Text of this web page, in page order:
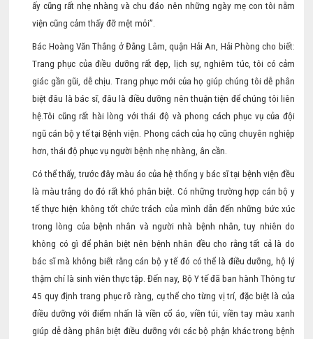
ấy cũng rất nhẹ nhàng và chu đáo nên những ngày mẹ con tôi nằm
viện cũng cảm thấy đỡ mệt mỏi”.
Bác Hoàng Văn Thắng ở Đằng Lâm, quận Hải An, Hải Phòng cho biết:
Trang phục của điều dưỡng rất đẹp, lịch sự, nghiêm túc, tôi có cảm
giác gần gũi, dễ chịu. Trang phục mới của họ giúp chúng tôi dễ phân
biệt đâu là bác sĩ, đâu là điều dưỡng nên thuận tiện để chúng tôi liên
hệ.Tôi cũng rất hài lòng với thái độ và phong cách phục vụ của đội
ngũ cán bộ y tế tại Bệnh viện. Phong cách của họ cũng chuyên nghiệp
hơn, thái độ phục vụ người bệnh nhẹ nhàng, ân cần.
Có thể thấy, trước đây màu áo của hệ thống y bác sĩ tại bệnh viện đều
là màu trắng do đó rất khó phân biệt. Có những trường hợp cán bộ y
tế thực hiện không tốt chức trách của mình dẫn đến những bức xúc
trong lòng của bệnh nhân và người nhà bệnh nhân, tuy nhiên do
không có gì để phân biệt nên bệnh nhân đều cho rằng tất cả là do
bác sĩ mà không biết rằng cán bộ y tế đó có thể là điều dưỡng, hộ lý
thậm chí là sinh viên thực tập. Đến nay, Bộ Y tế đã ban hành Thông tư
45 quy định trang phục rõ ràng, cụ thể cho từng vị trí, đặc biệt là của
điều dưỡng với điểm nhấn là viền cổ áo, viền túi, viền tay màu xanh
giúp dễ dàng phân biệt điều dưỡng với các bộ phận khác trong bệnh